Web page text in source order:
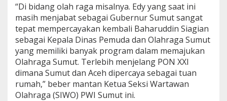
“Di bidang olah raga misalnya. Edy yang saat ini
masih menjabat sebagai Gubernur Sumut sangat
tepat mempercayakan kembali Baharuddin Siagian
sebagai Kepala Dinas Pemuda dan Olahraga Sumut
yang memiliki banyak program dalam memajukan
Olahraga Sumut. Terlebih menjelang PON XXI
dimana Sumut dan Aceh dipercaya sebagai tuan
rumah,” beber mantan Ketua Seksi Wartawan
Olahraga (SIWO) PWI Sumut ini.